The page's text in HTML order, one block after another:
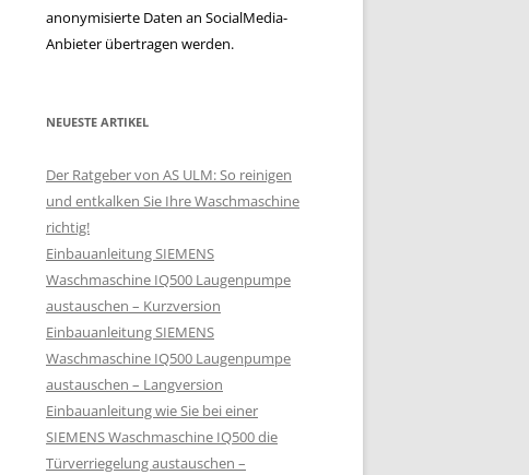
anonymisierte Daten an SocialMedia-
Anbieter übertragen werden.
NEUESTE ARTIKEL
Der Ratgeber von AS ULM: So reinigen
und entkalken Sie Ihre Waschmaschine
richtig!
Einbauanleitung SIEMENS
Waschmaschine IQ500 Laugenpumpe
austauschen – Kurzversion
Einbauanleitung SIEMENS
Waschmaschine IQ500 Laugenpumpe
austauschen – Langversion
Einbauanleitung wie Sie bei einer
SIEMENS Waschmaschine IQ500 die
Türverriegelung austauschen –